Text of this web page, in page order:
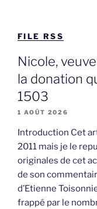
FILE RSS
Nicole,
la donation
1503
1 AOÛT 2026
Introduction Cet
2011 mais je le
originales de cet
de son
d’Etienne
frappé par le